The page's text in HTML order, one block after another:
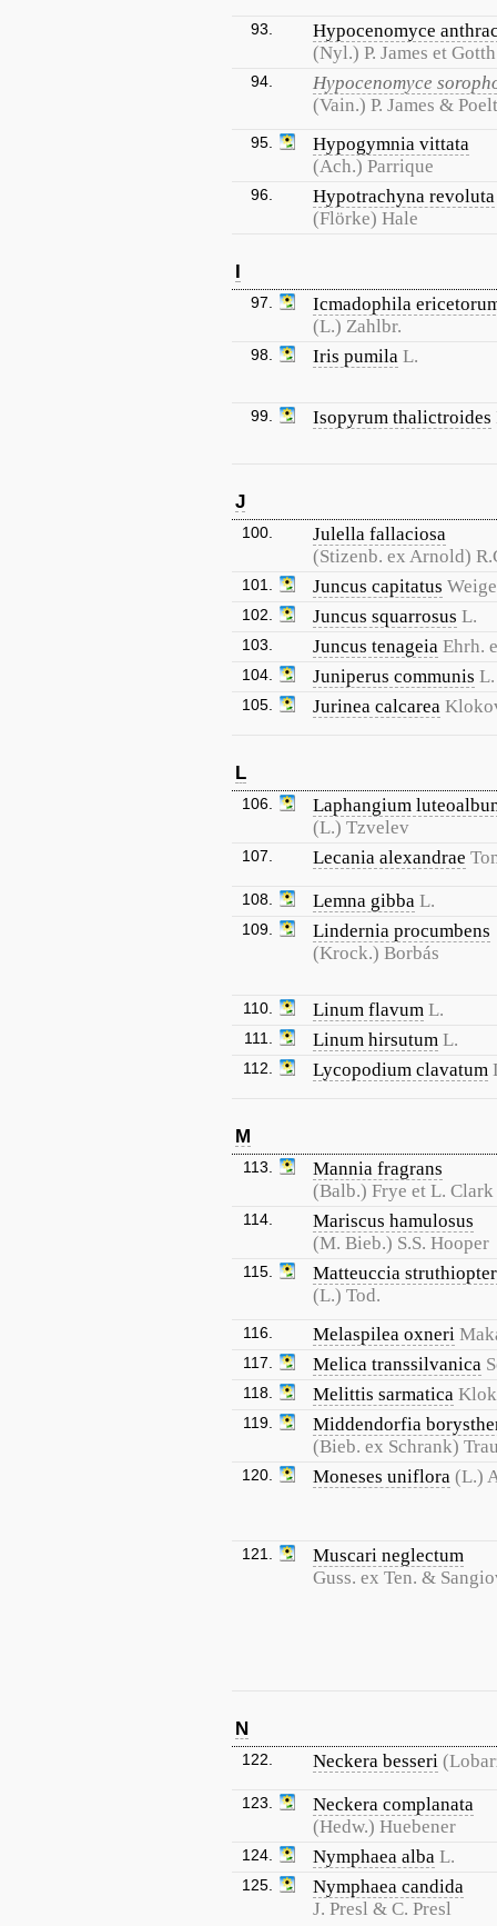
93.
Hypocenomyce
(Nyl.) P. James et
94.
Hypocenomyce
(Vain.) P. James & Poelt
95.
Hypogymnia vittata
(Ach.) Parrique
96.
Hypotrachyna revoluta
(Flörke) Hale
I
97.
Icmadophila
(L.) Zahlbr.
98. Iris pumila L.
99. Isopyrum thalictroides
J
100.
Julella fallaciosa
(Stizenb. ex Arnold)
101. Juncus capitatus
102. Juncus squarrosus L.
103. Juncus tenageia Ehrh.
104. Juniperus communis L.
105. Jurinea calcarea
L
106.
Laphangium
(L.) Tzvelev
107. Lecania alexandrae
108. Lemna gibba L.
109.
Lindernia procumbens
(Krock.) Borbás
110. Linum flavum L.
111. Linum hirsutum L.
112. Lycopodium clavatum
M
113.
Mannia fragrans
(Balb.) Frye et L. Clark
114.
Mariscus hamulosus
(M. Bieb.) S.S. Hooper
115.
Matteuccia
(L.) Tod.
116. Melaspilea oxneri
117. Melica transsilvanica
118. Melittis sarmatica
119.
Middendorfia
(Bieb. ex Schrank)
120. Moneses uniflora (L.)
121.
Muscari neglectum
Guss. ex Ten. &
N
122. Neckera besseri
123.
Neckera complanata
(Hedw.) Huebener
124. Nymphaea alba L.
125.
Nymphaea candida
J. Presl & C. Presl